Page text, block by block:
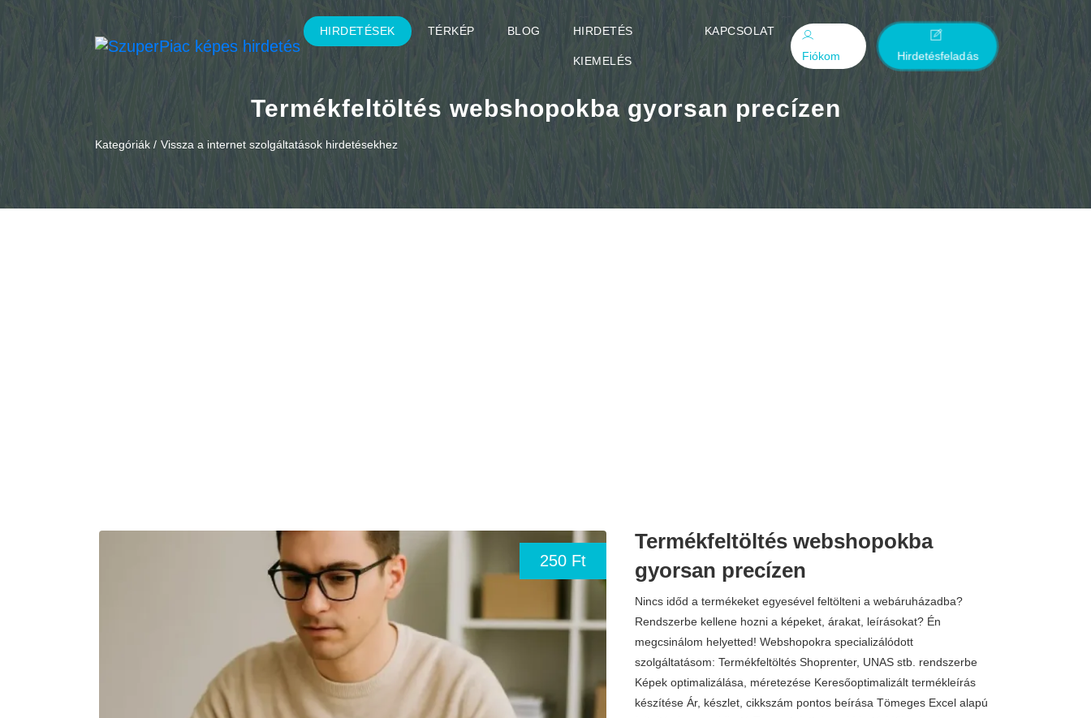
HIRDETÉSEK TÉRKÉP BLOG HIRDETÉS
KIEMELÉS
KAPCSOLAT
Fiókom
Hirdetésfeladás
Termékfeltöltés webshopokba gyorsan precízen
Kategóriák / Vissza a internet szolgáltatások hirdetésekhez
250 Ft
Termékfeltöltés webshopokba
gyorsan precízen
Nincs időd a termékeket egyesével feltölteni a webáruházadba?
Rendszerbe kellene hozni a képeket, árakat, leírásokat? Én
megcsinálom helyetted! Webshopokra specializálódott
szolgáltatásom: Termékfeltöltés Shoprenter, UNAS stb. rendszerbe
Képek optimalizálása, méretezése Keresőoptimalizált termékleírás
készítése Ár, készlet, cikkszám pontos beírása Tömeges Excel alapú